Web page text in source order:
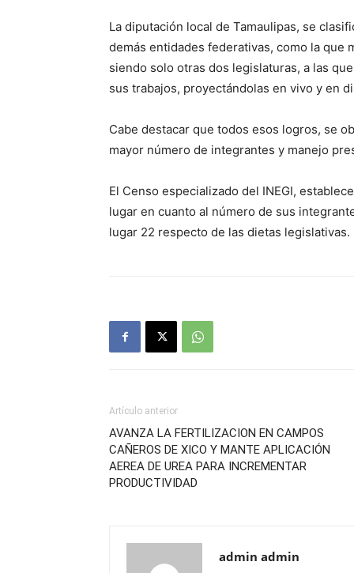
La diputación local de Tamaulipas, se
demás entidades federativas, como la que
siendo solo otras dos legislaturas, a las
sus trabajos, proyectándolas en vivo y en
Cabe destacar que todos esos logros, se
mayor número de integrantes y manejo
El Censo especializado del INEGI,
lugar en cuanto al número de sus
lugar 22 respecto de las dietas legislativas.
Artículo anterior
AVANZA LA FERTILIZACION EN CAMPOS
CAÑEROS DE XICO Y MANTE APLICACIÓN
AEREA DE UREA PARA INCREMENTAR
PRODUCTIVIDAD
admin admin